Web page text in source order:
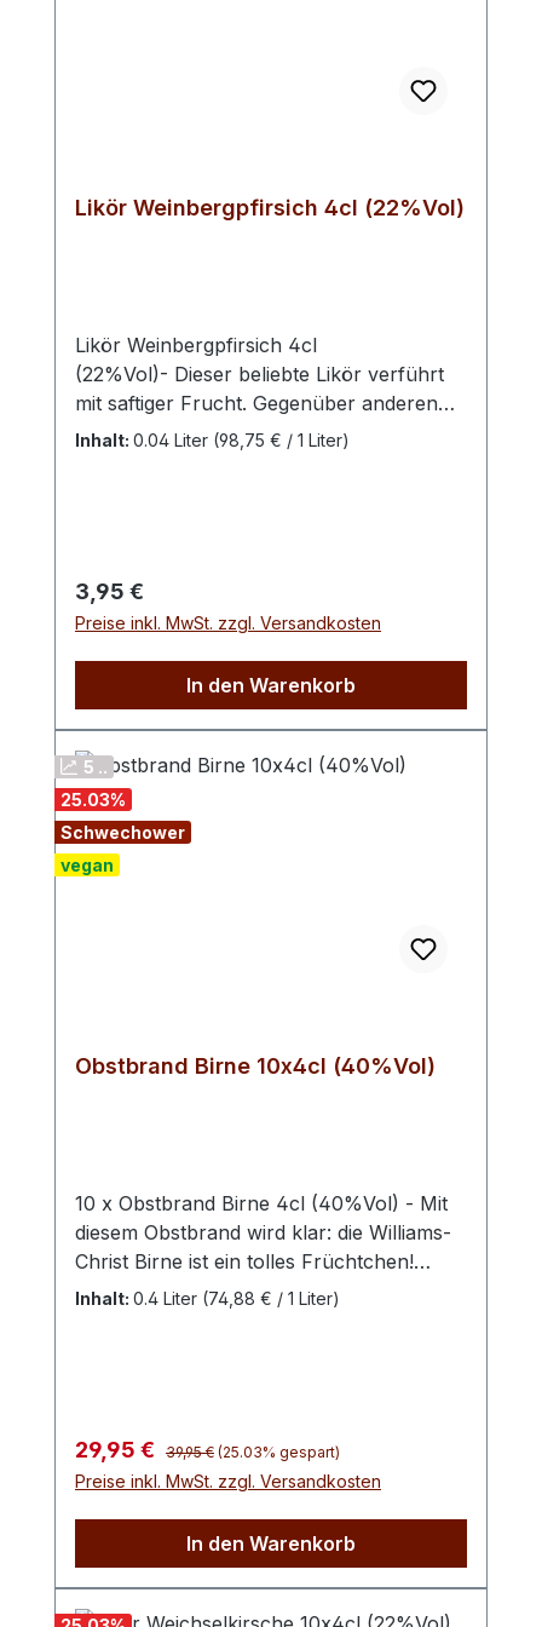
Likör Weinbergpfirsich 4cl (22%Vol)
Likör Weinbergpfirsich 4cl
(22%Vol)- Dieser beliebte Likör verführt
mit saftiger Frucht. Gegenüber anderen
Pfirsichsorten ist diese nur mit einer
feinen, reifen Weinbergpfirsichen machen
wir zum Ende der Saison unseren
beliebten Weinbergpfirsisch-Likör. Diese
Pfirsichsorten sind gegenüber dem
weniger süß.
Inhalt: 0.04 Liter (98,75 € / 1 Liter)
Regulärer Preis:
3,95 €
Preise inkl. MwSt. zzgl. Versandkosten
In den Warenkorb
5 ..
25.03%
Schwechower
vegan
Obstbrand Birne 10x4cl (40%Vol)
10 x Obstbrand Birne 4cl (40%Vol) - Mit
diesem Obstbrand wird klar: die Williams-
Christ Birne ist ein tolles Früchtchen!
Besondere Saftigkeit trifft hier auf den
verwendet. Die Früchte werden im
Voralpengebiet angebaut und erst nach
der Fallreife geerntet und handverlesen.
Die Erntezeit der Williams-Christ-Birne
September.
Inhalt: 0.4 Liter (74,88 € / 1 Liter)
Verkaufspreis:
29,95 € Regulärer Preis:
39,95 € (25.03% gespart)
Preise inkl. MwSt. zzgl. Versandkosten
In den Warenkorb